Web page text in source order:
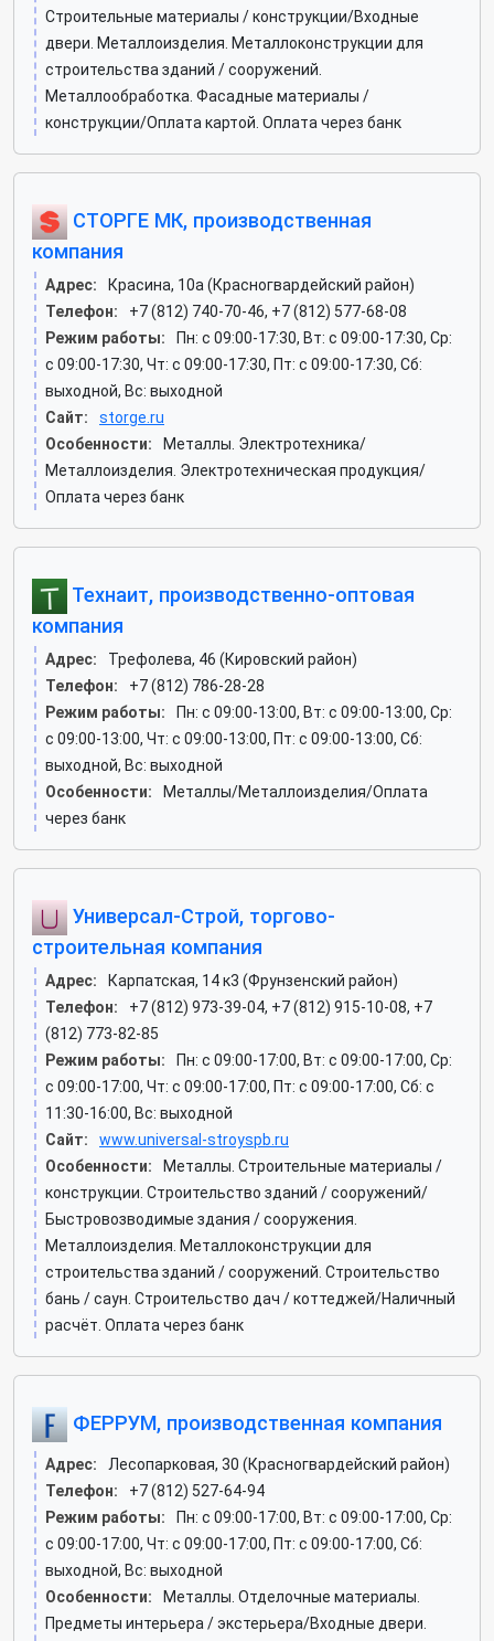
Строительные материалы / конструкции/Входные
двери. Металлоизделия. Металлоконструкции для
строительства зданий / сооружений.
Металлообработка. Фасадные материалы /
конструкции/Оплата картой. Оплата через банк
СТОРГЕ МК, производственная
компания
Адрес:
Красина, 10а (Красногвардейский район)
Телефон:
+7 (812) 740-70-46, +7 (812) 577-68-08
Режим работы:
Пн: c 09:00-17:30, Вт: c 09:00-17:30, Ср:
c 09:00-17:30, Чт: c 09:00-17:30, Пт: c 09:00-17:30, Сб:
выходной, Вс: выходной
Сайт:
storge.ru
Особенности:
Металлы. Электротехника/
Металлоизделия. Электротехническая продукция/
Оплата через банк
Технаит, производственно-оптовая
компания
Адрес:
Трефолева, 46 (Кировский район)
Телефон:
+7 (812) 786-28-28
Режим работы:
Пн: c 09:00-13:00, Вт: c 09:00-13:00, Ср:
c 09:00-13:00, Чт: c 09:00-13:00, Пт: c 09:00-13:00, Сб:
выходной, Вс: выходной
Особенности:
Металлы/Металлоизделия/Оплата
через банк
Универсал-Строй, торгово-
строительная компания
Адрес:
Карпатская, 14 к3 (Фрунзенский район)
Телефон:
+7 (812) 973-39-04, +7 (812) 915-10-08, +7
(812) 773-82-85
Режим работы:
Пн: c 09:00-17:00, Вт: c 09:00-17:00, Ср:
c 09:00-17:00, Чт: c 09:00-17:00, Пт: c 09:00-17:00, Сб: c
11:30-16:00, Вс: выходной
Сайт:
www.universal-stroyspb.ru
Особенности:
Металлы. Строительные материалы /
конструкции. Строительство зданий / сооружений/
Быстровозводимые здания / сооружения.
Металлоизделия. Металлоконструкции для
строительства зданий / сооружений. Строительство
бань / саун. Строительство дач / коттеджей/Наличный
расчёт. Оплата через банк
ФЕРРУМ, производственная компания
Адрес:
Лесопарковая, 30 (Красногвардейский район)
Телефон:
+7 (812) 527-64-94
Режим работы:
Пн: c 09:00-17:00, Вт: c 09:00-17:00, Ср:
c 09:00-17:00, Чт: c 09:00-17:00, Пт: c 09:00-17:00, Сб:
выходной, Вс: выходной
Особенности:
Металлы. Отделочные материалы.
Предметы интерьера / экстерьера/Входные двери.